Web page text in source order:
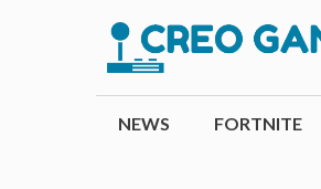
conteúdo
NEWS FORTNITE